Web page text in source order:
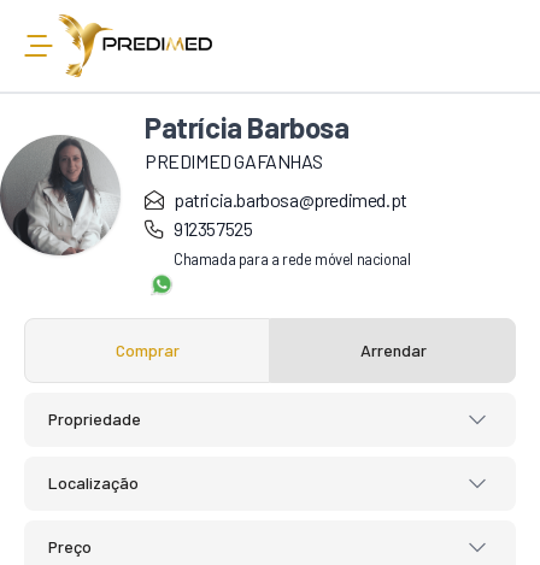
Patrícia Barbosa
PREDIMED GAFANHAS
patricia.barbosa@predimed.pt
912357525
Chamada para a rede móvel nacional
Comprar Arrendar
Propriedade
Localização
Preço